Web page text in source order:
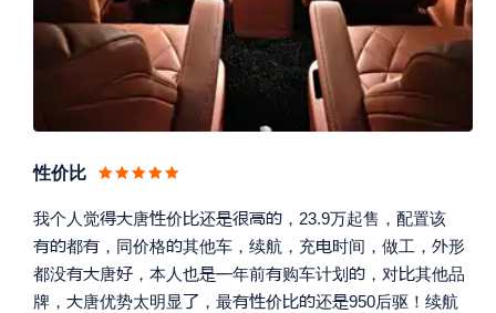
性价比
我个人觉唐价还 ，23.9万起售，配置该
都 ，同价格其他车，续航，充时间，做工， 形
都没唐 ，本人也年前购车计划 ，对其他品
牌， 唐优势太明显 ，最价还950后驱！续航